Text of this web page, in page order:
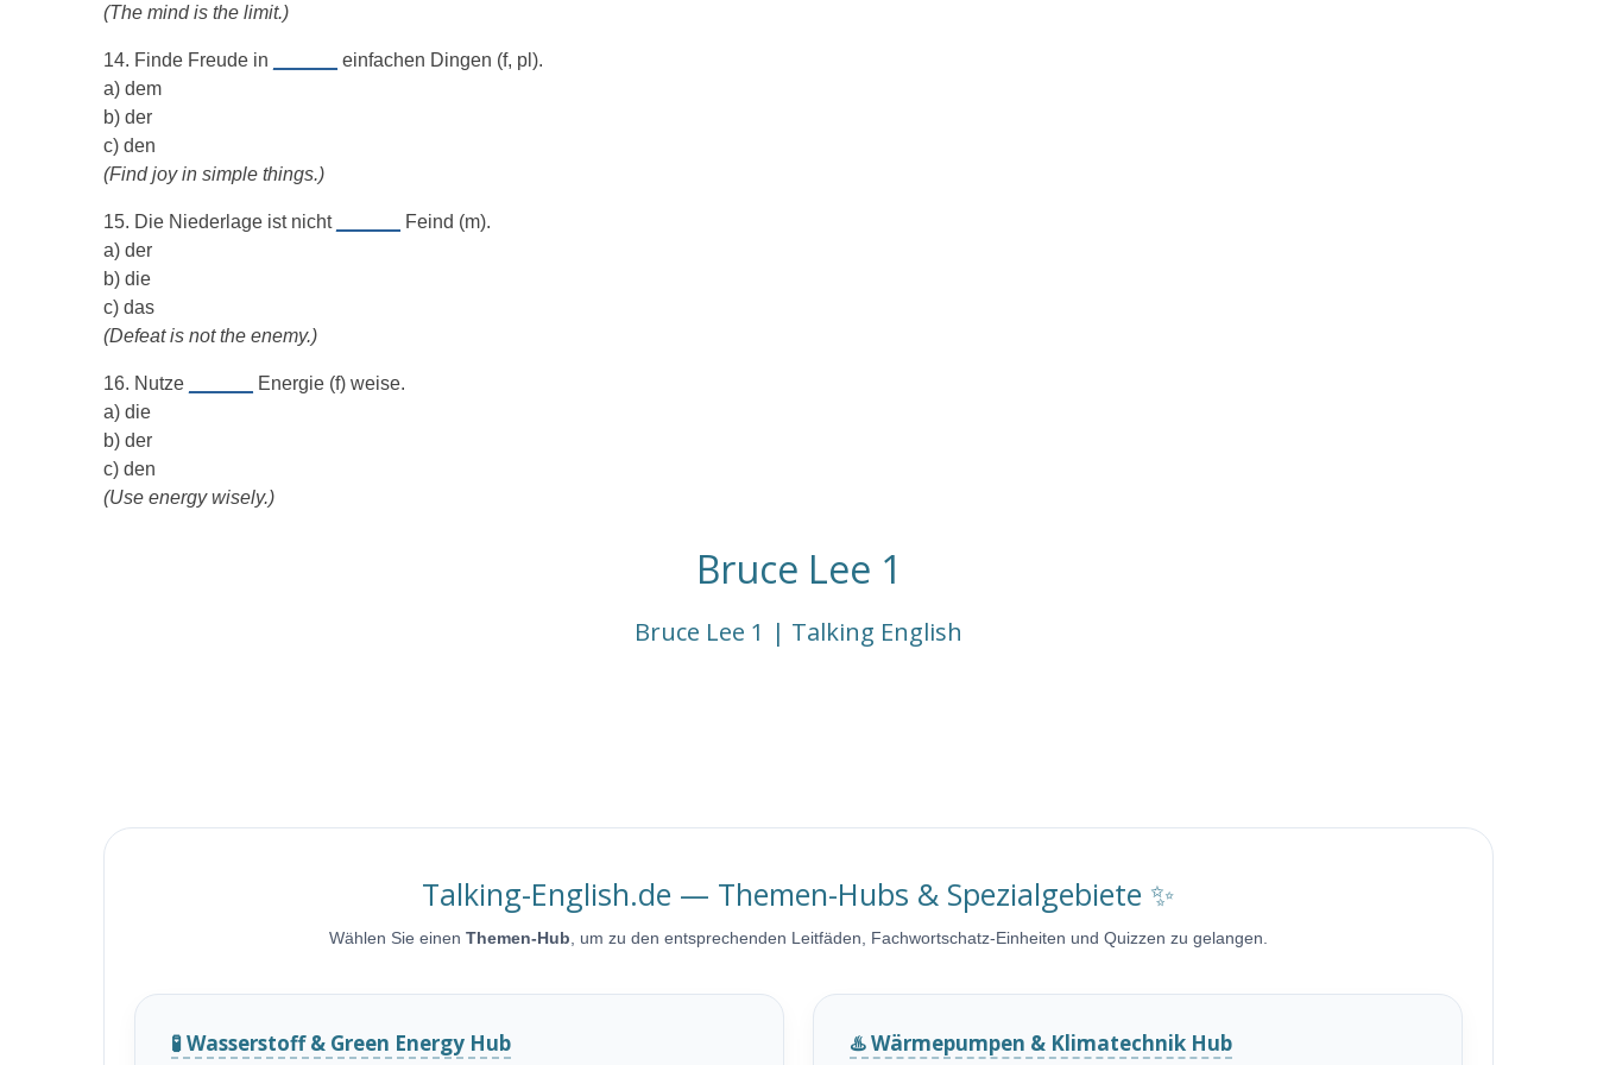
(The mind is the limit.)
14. Finde Freude in
einfachen Dingen (f, pl).
a) dem
b) der
c) den
(Find joy in simple things.)
15. Die Niederlage ist nicht
Feind (m).
a) der
b) die
c) das
(Defeat is not the enemy.)
16. Nutze
Energie (f) weise.
a) die
b) der
c) den
(Use energy wisely.)
Bruce Lee 1
Bruce Lee 1 | Talking English
Talking-English.de — Themen-Hubs & Spezialgebiete ✨
Wählen Sie einen Themen-Hub , um zu den entsprechenden Leitfäden, Fachwortschatz-Einheiten und Quizzen zu gelangen.
🧪 Wasserstoff & Green Energy Hub ♨️ Wärmepumpen & Klimatechnik Hub